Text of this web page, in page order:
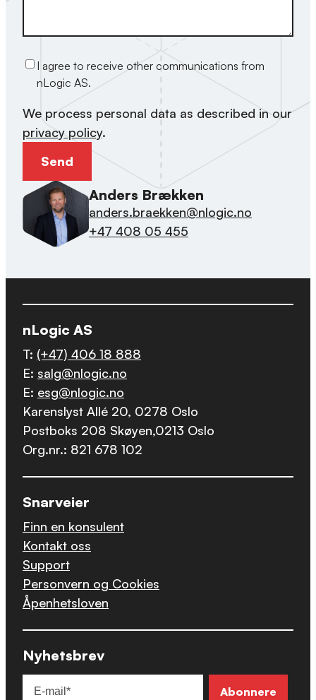
I agree to receive other communications from
nLogic AS.
We process personal data as described in our
privacy policy.
Anders Brækken
anders.braekken@nlogic.no
+47 408 05 455
nLogic AS
T: (+47) 406 18 888
E: salg@nlogic.no
E: esg@nlogic.no
Karenslyst Allé 20, 0278 Oslo
Postboks 208 Skøyen,0213 Oslo
Org.nr.: 821 678 102
Snarveier
Finn en konsulent
Kontakt oss
Support
Personvern og Cookies
Åpenhetsloven
Nyhetsbrev